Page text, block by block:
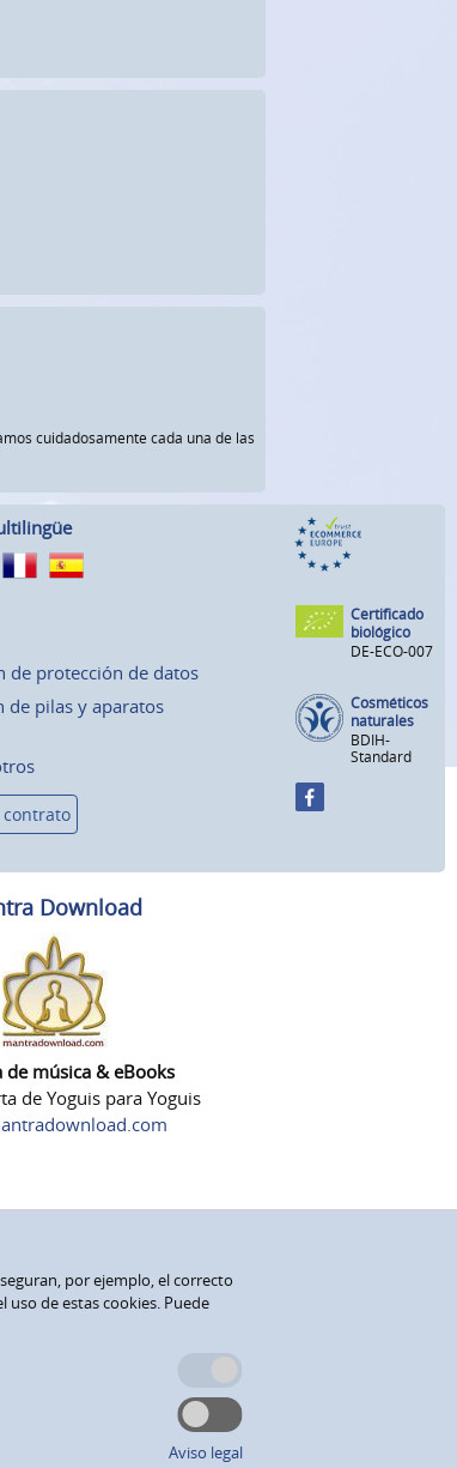
cuidadosamente cada una de las
de protección de datos
de pilas y aparatos
contrato
Certificado
biológico
DE-ECO-007
Cosméticos
naturales
BDIH-
Standard
Download
de música & eBooks
de Yoguis para Yoguis
por ejemplo, el correcto
de estas cookies. Puede
Aviso legal